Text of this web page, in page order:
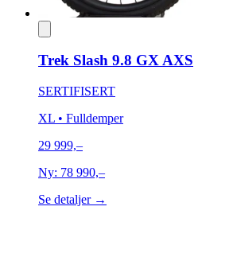
Trek Slash 9.8 GX AXS
SERTIFISERT
XL • Fulldemper
29 999,–
Ny: 78 990,–
Se detaljer →